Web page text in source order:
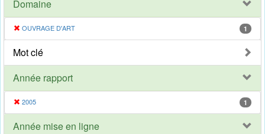
Domaine
OUVRAGE D'ART 1
Mot clé
Année rapport
2005 1
Année mise en ligne